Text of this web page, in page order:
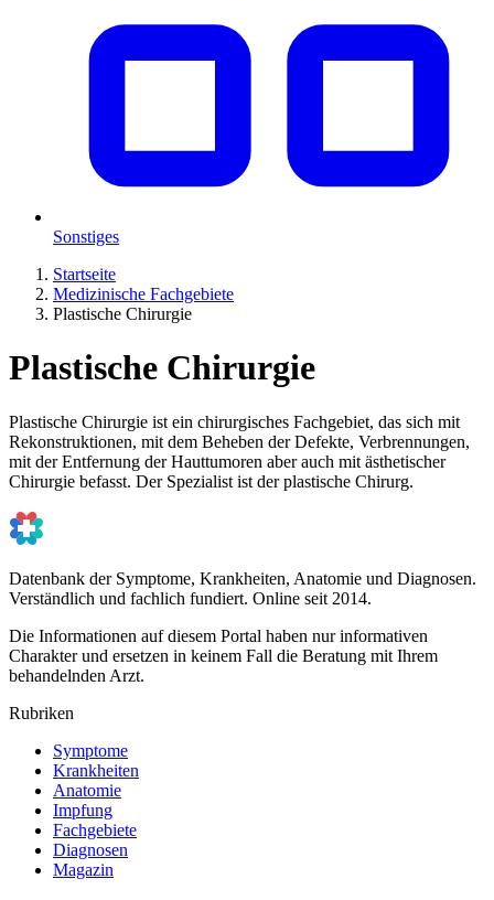
Sonstiges
Startseite
Medizinische Fachgebiete
Plastische Chirurgie
Plastische Chirurgie
Plastische Chirurgie ist ein chirurgisches Fachgebiet, das sich mit
Rekonstruktionen, mit dem Beheben der Defekte, Verbrennungen,
mit der Entfernung der Hauttumoren aber auch mit ästhetischer
Chirurgie befasst. Der Spezialist ist der plastische Chirurg.
Datenbank der Symptome, Krankheiten, Anatomie und Diagnosen.
Verständlich und fachlich fundiert. Online seit 2014.
Die Informationen auf diesem Portal haben nur informativen
Charakter und ersetzen in keinem Fall die Beratung mit Ihrem
behandelnden Arzt.
Rubriken
Symptome
Krankheiten
Anatomie
Impfung
Fachgebiete
Diagnosen
Magazin